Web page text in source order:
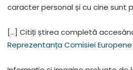
caracter personal și cu cine sunt
[…] Citiți știrea completă
Reprezentanța Comisiei